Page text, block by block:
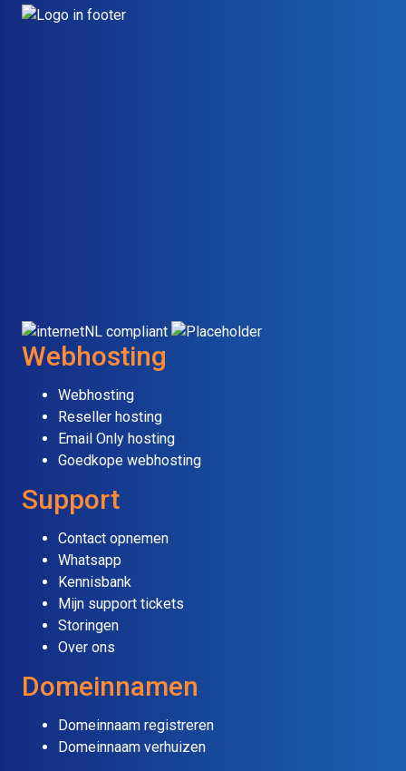
Webhosting
Webhosting
Reseller hosting
Email Only hosting
Goedkope webhosting
Support
Contact opnemen
Whatsapp
Kennisbank
Mijn support tickets
Storingen
Over ons
Domeinnamen
Domeinnaam registreren
Domeinnaam verhuizen